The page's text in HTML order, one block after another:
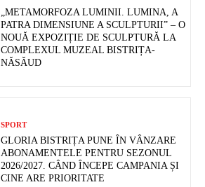
„METAMORFOZA LUMINII. LUMINA, A
PATRA DIMENSIUNE A SCULPTURII” – O
NOUĂ EXPOZIȚIE DE SCULPTURĂ LA
COMPLEXUL MUZEAL BISTRIȚA-
NĂSĂUD
SPORT
GLORIA BISTRIȚA PUNE ÎN VÂNZARE
ABONAMENTELE PENTRU SEZONUL
2026/2027. CÂND ÎNCEPE CAMPANIA ȘI
CINE ARE PRIORITATE